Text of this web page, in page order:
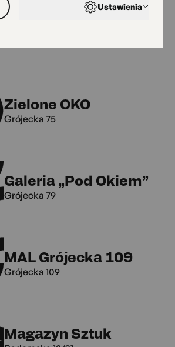
Ustawienia
Zielone OKO
Grójecka 75
Galeria „Pod Okiem”
Grójecka 79
MAL Grójecka 109
Grójecka 109
Magazyn Sztuk